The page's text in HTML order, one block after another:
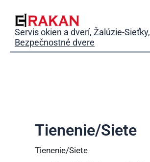
obsahServis okien a dverí, Žalúzie-Sieťky,
Bezpečnostné dvere
Tienenie/Siete
Tienenie/Siete